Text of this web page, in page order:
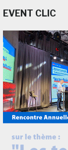
EVENT CLIC